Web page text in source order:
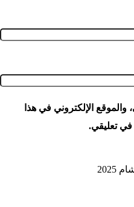
الإلكتروني في هذا
في تعليقي.